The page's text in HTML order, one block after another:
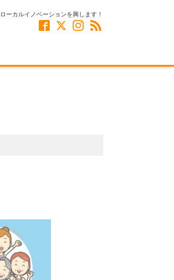
ーカルイノベーションを興します！